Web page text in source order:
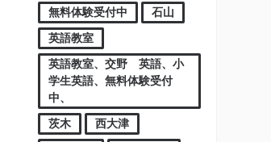
無料体験受付中
石山
英語教室
英語教室、交野 英語、小
学生英語、無料体験受付
中、
茨木
西大津